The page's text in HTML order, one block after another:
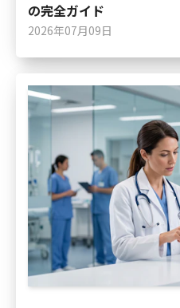
の完全ガイド
2026年07月09日